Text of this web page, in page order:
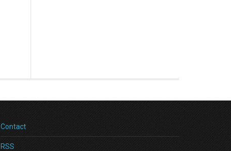
Contact
RSS